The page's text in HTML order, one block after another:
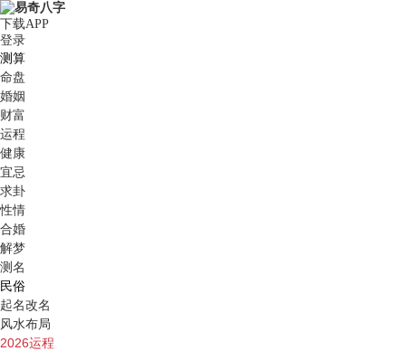
下载APP
登录
测算
命盘
婚姻
财富
运程
健康
宜忌
求卦
性情
合婚
解梦
测名
民俗
起名改名
风水布局
2026运程